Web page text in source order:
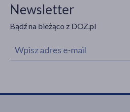
Newsletter
Bądź na bieżąco z DOZ.pl